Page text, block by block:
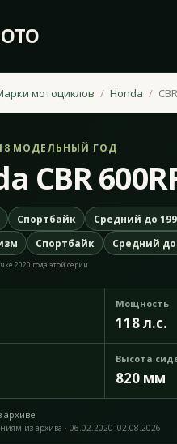
мотоциклов Honda
МОДЕЛЬНЫЙ ГОД
CBR
Спортбайк
Средний до
Спортбайк Средний до
2020 года этой серии
Мощность
118 л.с.
Высота
820 мм
архиве
из архива · 06.02.2020–02.08.2026